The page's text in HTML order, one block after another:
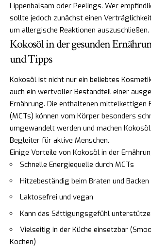
Lippenbalsam oder Peelings. Wer
sollte jedoch zunächst einen
um allergische Reaktionen auszuschließen.
Kokosöl in der gesunden
und Tipps
Kokosöl ist nicht nur ein beliebtes
auch ein wertvoller Bestandteil einer
Ernährung. Die enthaltenen mittelkettigen
(MCTs) können vom Körper besonders
umgewandelt werden und machen
Begleiter für aktive Menschen.
Einige Vorteile von Kokosöl in der
Schnelle Energiequelle durch MCTs
Hitzebeständig beim Braten und Backen
Laktosefrei und vegan
Kann das Sättigungsgefühl
Vielseitig in der Küche einsetzbar
Kochen)